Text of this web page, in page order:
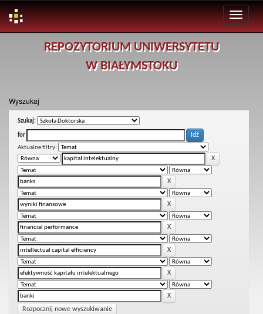
REPOZYTORIUM UNIWERSYTETU
W BIAŁYMSTOKU
Wyszukaj
Szukaj:
for
Aktualne filtry:
Rozpocznij nowe wyszukiwanie